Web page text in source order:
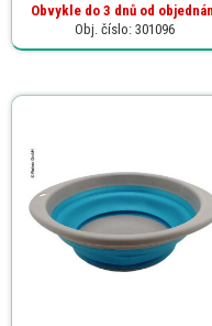
Obvykle do 3 dnů od
Obj. číslo: 301096